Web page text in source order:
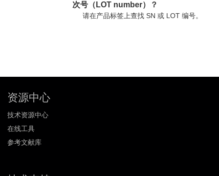
次号（LOT number）？
请在产品标签上查找 SN 或 LOT 编号。
资源中心
技术资源中心
在线工具
参考文献库